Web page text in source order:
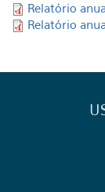
Relatório
Relatório